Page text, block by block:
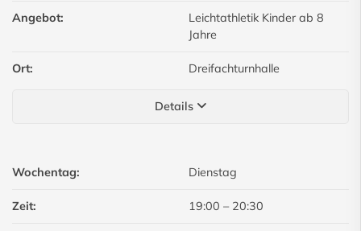
Angebot:
Leichtathletik Kinder ab 8
Jahre
Ort: Dreifachturnhalle
Details
Wochentag: Dienstag
Zeit: 19:00 – 20:30